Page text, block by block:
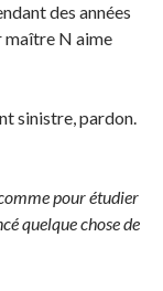
des années
maître N aime
sinistre, pardon.
pour étudier
quelque chose de